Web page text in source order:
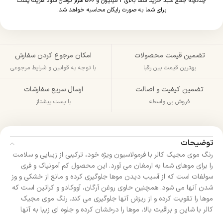
برای شما به صورت رایگان محاسبه خواهد شد.
تضمین قیمت محصولات
بهترین قیمت بین رقبا
امکان مرجوع کردن سفارش
با توجه به قوانین و شرایط مرجوعی
تضمین کیفیت و اصالت
فروش بی واسطه
ارسال سریع سفارشات
با پست پیشتاز
توضیحات
رنگ موی مجیک کالر با فرمولاسیون ویژه خود، ترکیبی از زیبایی و سلامت
را برای موهای شما به ارمغان می‌ آورد. این محصول کم آمونیاک و فری
سولفات است که از آسیب دیدن موها جلوگیری کرده و مانع از خشکی و وز
شدن آنها می‌ شود. همچنین حاوی روغن آرگان، آووکادو و کراتین است که
موها را تقویت کرده و از ریزش آنها جلوگیری می‌ کند. رنگ موی مجیک
کالر با شاین و براقیت بالا، موها را درخشان کرده و جلوه‌ ای زیبا به آنها